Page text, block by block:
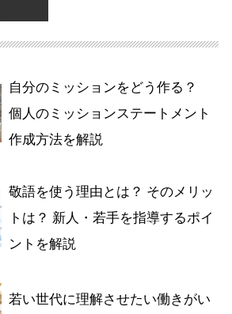
自分のミッションをどう作る？
個人のミッションステートメント
作成方法を解説
敬語を使う理由とは？ そのメリッ
トは？ 新人・若手を指導するポイ
ントを解説
若い世代に理解させたい働きがい